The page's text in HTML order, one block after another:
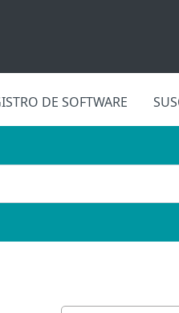
DE SOFTWARE